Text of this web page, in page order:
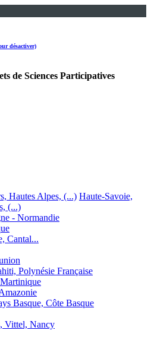
désactiver)
de Sciences Participatives
Hautes Alpes, (...) Haute-Savoie,
(...)
- Normandie
Cantal...
Polynésie Française
Basque, Côte Basque
Vittel, Nancy